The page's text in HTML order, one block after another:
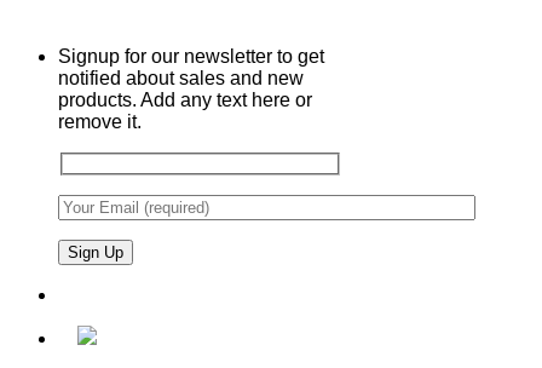
Signup for our newsletter to get
notified about sales and new
products. Add any text here or
remove it.